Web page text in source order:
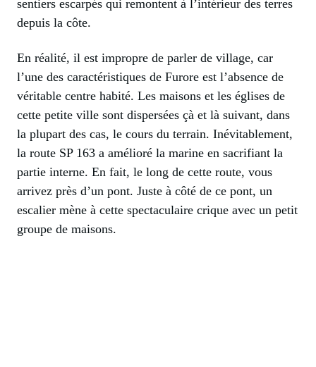
sentiers escarpés qui remontent à l’intérieur des terres
depuis la côte.
En réalité, il est impropre de parler de village, car
l’une des caractéristiques de Furore est l’absence de
véritable centre habité. Les maisons et les églises de
cette petite ville sont dispersées çà et là suivant, dans
la plupart des cas, le cours du terrain. Inévitablement,
la route SP 163 a amélioré la marine en sacrifiant la
partie interne. En fait, le long de cette route, vous
arrivez près d’un pont. Juste à côté de ce pont, un
escalier mène à cette spectaculaire crique avec un petit
groupe de maisons.